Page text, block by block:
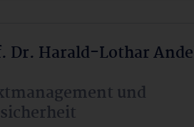
Dr. Harald-Lothar
und